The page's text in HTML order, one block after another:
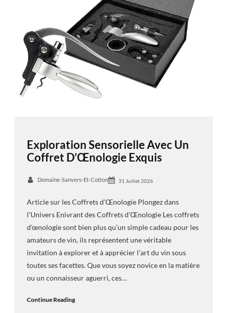
Exploration Sensorielle Avec Un
Coffret D’Œnologie Exquis
Domaine-Sanvers-Et-Cotton 31 Juillet 2026
Article sur les Coffrets d’Œnologie Plongez dans
l’Univers Enivrant des Coffrets d’Œnologie Les coffrets
d’œnologie sont bien plus qu’un simple cadeau pour les
amateurs de vin, ils représentent une véritable
invitation à explorer et à apprécier l’art du vin sous
toutes ses facettes. Que vous soyez novice en la matière
ou un connaisseur aguerri, ces…
Continue Reading